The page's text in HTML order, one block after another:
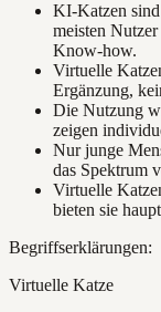
KI-Katzen
meisten
Know-how.
Virtuelle
Ergänzung,
Die Nutzung
zeigen
Nur junge
das Spektrum
Virtuelle
bieten sie
Begriffserklärungen:
Virtuelle Katze